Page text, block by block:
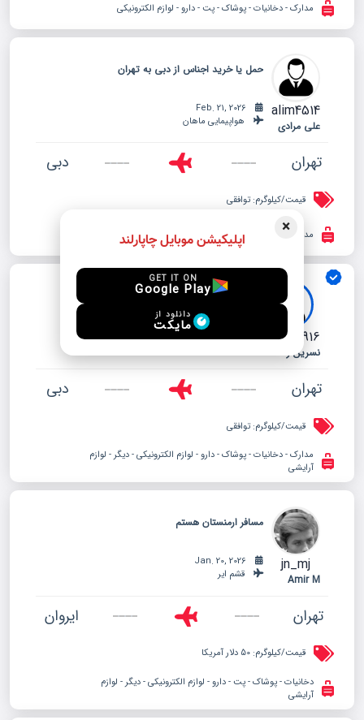
مدارک - دخانیات - پوشاک - پت - دارو - لوازم الکترونیکی
alim4514
علی مرادی
حمل یا خرید اجناس از دبی به تهران
هواپیمایی ماهان
تهران دبی
قیمت/کیلوگرم:
مدارک - دخانیات - پوشاک - پت - دارو - لوازم الکترونیکی
09121944916
نسرین زنگنه
قبول بار بدون مشکل سی کیلو
تهران دبی
قیمت/کیلوگرم:
مدارک - دخانیات - پوشاک - دارو - لوازم الکترونیکی - دیگر - لوازم
آرایشی
jn_mj
Amir M
مسافر ارمنستان هستم
قشم ایر
تهران ایروان
قیمت/کیلوگرم:
دخانیات - پوشاک - پت - دارو - لوازم الکترونیکی - دیگر - لوازم
آرایشی
×
اپلیکیشن موبایل چاپارلند
GET IT ON
Google Play
دانلود از
مایکت